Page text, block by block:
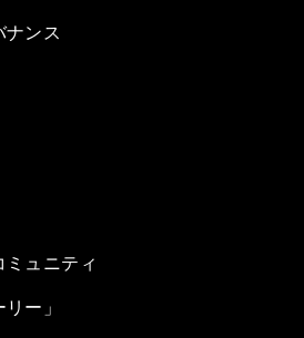
Narendra Modi, Prime
Order?
Politics?
ナンス
ュニティ
ー」